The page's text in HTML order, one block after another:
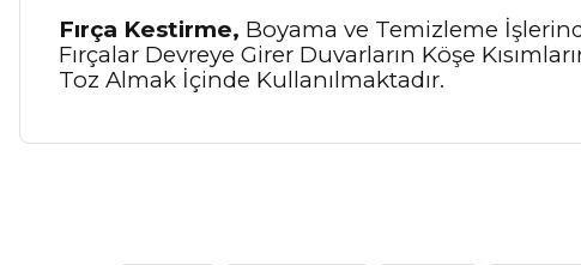
Fırça Kestirme, Boyama ve Temizleme
Fırçalar Devreye Girer Duvarların Köşe
Toz Almak İçinde Kullanılmaktadır.